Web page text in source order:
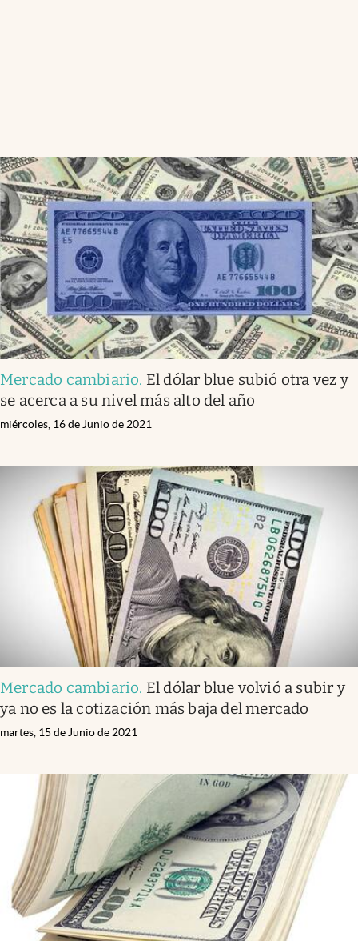
Mercado cambiario. El dólar blue subió otra vez y
se acerca a su nivel más alto del año
miércoles, 16 de Junio de 2021
Mercado cambiario. El dólar blue volvió a subir y
ya no es la cotización más baja del mercado
martes, 15 de Junio de 2021